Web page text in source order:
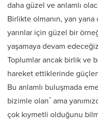
daha güzel ve anlamlı
Birlikte olmanın, yan yana
yarınlar için güzel bir
yaşamaya devam
Toplumlar ancak birlik ve
hareket ettiklerinde
Bu anlamlı buluşmada
bizimle olan` ama
çok kıymetli olduğunu